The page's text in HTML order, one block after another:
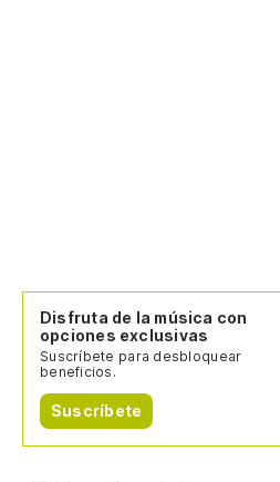
Disfruta de la música con
opciones exclusivas
Suscríbete para desbloquear
beneficios.
Suscríbete